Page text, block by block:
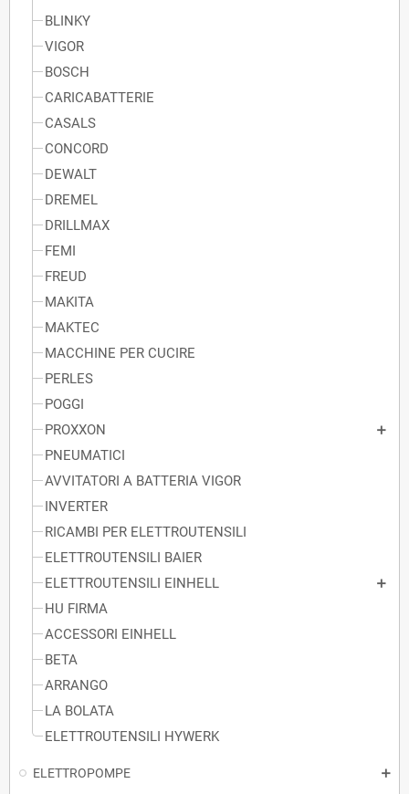
BLINKY
VIGOR
BOSCH
CARICABATTERIE
CASALS
CONCORD
DEWALT
DREMEL
DRILLMAX
FEMI
FREUD
MAKITA
MAKTEC
MACCHINE PER CUCIRE
PERLES
POGGI
PROXXON
PNEUMATICI
AVVITATORI A BATTERIA VIGOR
INVERTER
RICAMBI PER ELETTROUTENSILI
ELETTROUTENSILI BAIER
ELETTROUTENSILI EINHELL
HU FIRMA
ACCESSORI EINHELL
BETA
ARRANGO
LA BOLATA
ELETTROUTENSILI HYWERK
ELETTROPOMPE